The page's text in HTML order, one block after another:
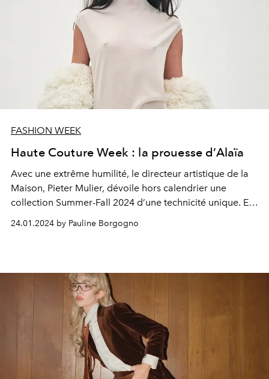
FASHION WEEK
Haute Couture Week : la prouesse d’Alaïa
Avec une extrême humilité, le directeur artistique de la
Maison, Pieter Mulier, dévoile hors calendrier une
collection Summer-Fall 2024 d’une technicité unique. Et
nous donne une belle leçon de vie.
24.01.2024 by Pauline Borgogno